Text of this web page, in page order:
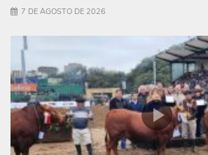
7 DE AGOSTO DE 2026